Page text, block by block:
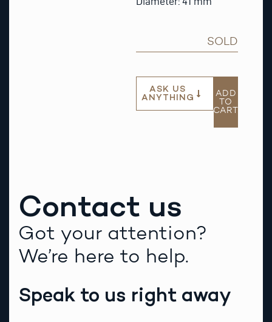
SOLD
ASK US
ANYTHING
ADD
TO
CART
Contact us
Got your attention?
We’re here to help.
Speak to us right away